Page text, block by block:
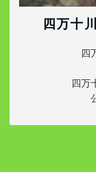
四万十
四
四万